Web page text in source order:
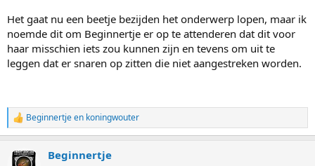
Het gaat nu een beetje bezijden het onderwerp lopen, maar ik
noemde dit om Beginnertje er op te attenderen dat dit voor
haar misschien iets zou kunnen zijn en tevens om uit te
leggen dat er snaren op zitten die niet aangestreken worden.
W
a
r
Beginnertjeen koningwouter
Beginnertje